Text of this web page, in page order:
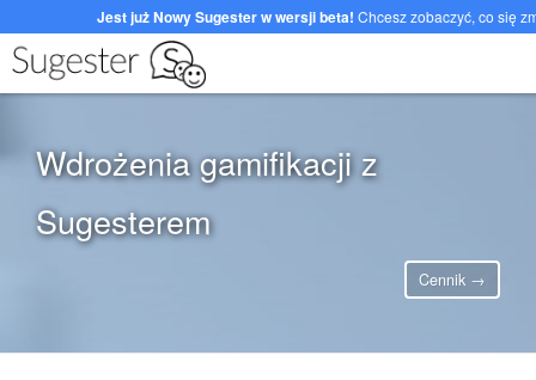
Jest już Nowy Sugester w wersji beta! Chcesz zobaczyć, co się
Wdrożenia gamifikacji z
Sugesterem
Cennik →